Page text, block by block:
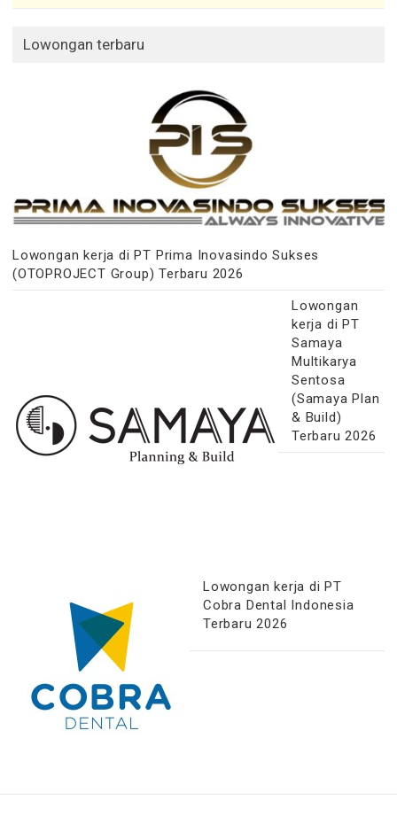
Lowongan terbaru
Lowongan kerja di PT Prima Inovasindo Sukses
(OTOPROJECT Group) Terbaru 2026
Lowongan
kerja di PT
Samaya
Multikarya
Sentosa
(Samaya Plan
& Build)
Terbaru 2026
Lowongan kerja di PT
Cobra Dental Indonesia
Terbaru 2026